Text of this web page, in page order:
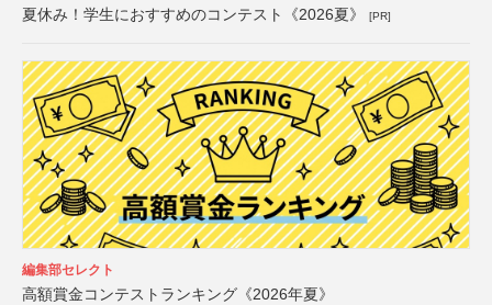
夏休み！学生におすすめのコンテスト《2026夏》 [PR]
編集部セレクト
高額賞金コンテストランキング《2026年夏》